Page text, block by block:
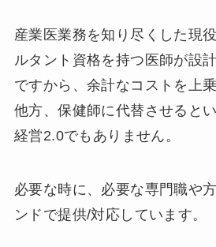
産業医業務を知り尽くした現
ルタント資格を持つ医師が設
ですから、余計なコストを上
他方、保健師に代替させると
経営2.0でもありません。
必要な時に、必要な専門職や
ンドで提供/対応しています。